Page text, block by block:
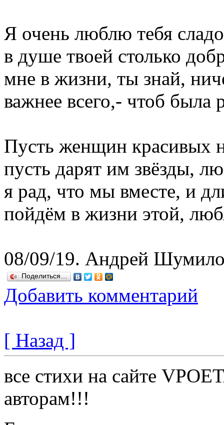
Я очень люблю тебя
в душе твоей столько
мне в жизни, ты знай,
важнее всего,- чтоб была
Пусть женщин красивых
пусть дарят им звёзды,
я рад, что мы вместе, и
пойдём в жизни этой,
08/09/19. Андрей
Поделиться…
Добавить комментарий
[ Назад ]
все стихи на сайте
авторам!!!